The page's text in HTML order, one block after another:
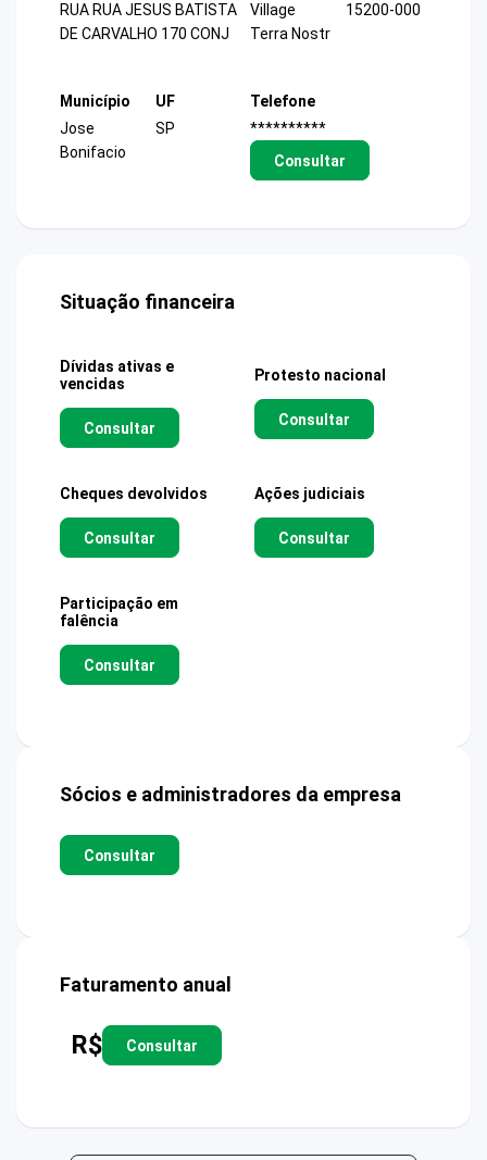
RUA RUA JESUS BATISTA
DE CARVALHO 170 CONJ
Village
Terra Nostr
15200-000
Município
Jose
Bonifacio
UF
SP
Telefone
**********
Consultar
Situação financeira
Dívidas ativas e
vencidas
Consultar
Protesto nacional
Consultar
Cheques devolvidos
Consultar
Ações judiciais
Consultar
Participação em
falência
Consultar
Sócios e administradores da empresa
Consultar
Faturamento anual
R$ Consultar